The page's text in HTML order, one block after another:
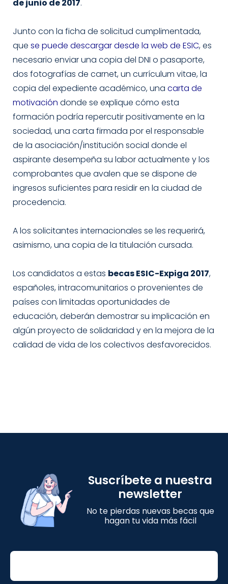
de junio de 2017.
Junto con la ficha de solicitud cumplimentada,
que se puede descargar desde la web de ESIC, es
necesario enviar una copia del DNI o pasaporte,
dos fotografías de carnet, un currículum vitae, la
copia del expediente académico, una carta de
motivación donde se explique cómo esta
formación podría repercutir positivamente en la
sociedad, una carta firmada por el responsable
de la asociación/institución social donde el
aspirante desempeña su labor actualmente y los
comprobantes que avalen que se dispone de
ingresos suficientes para residir en la ciudad de
procedencia.
A los solicitantes internacionales se les requerirá,
asimismo, una copia de la titulación cursada.
Los candidatos a estas becas ESIC-Expiga 2017,
españoles, intracomunitarios o provenientes de
países con limitadas oportunidades de
educación, deberán demostrar su implicación en
algún proyecto de solidaridad y en la mejora de la
calidad de vida de los colectivos desfavorecidos.
Suscríbete a nuestra
newsletter
No te pierdas nuevas becas que
hagan tu vida más fácil
Email